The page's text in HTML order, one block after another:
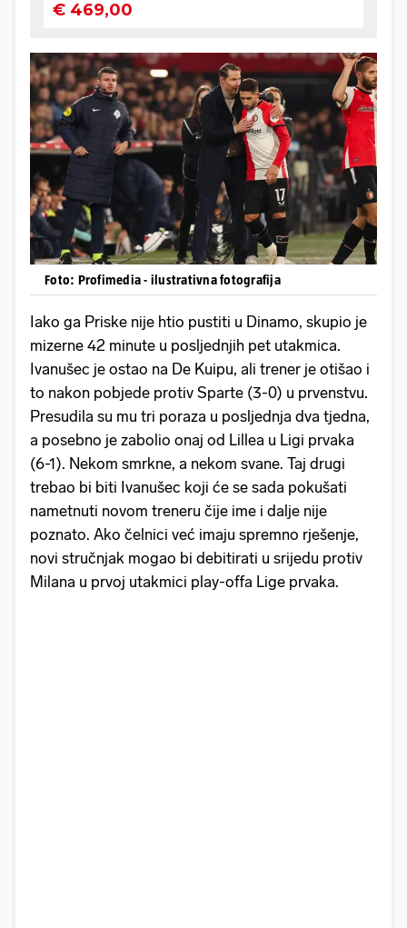
Foto: Profimedia - ilustrativna fotografija
Iako ga Priske nije htio pustiti u Dinamo, skupio je
mizerne 42 minute u posljednjih pet utakmica.
Ivanušec je ostao na De Kuipu, ali trener je otišao i
to nakon pobjede protiv Sparte (3-0) u prvenstvu.
Presudila su mu tri poraza u posljednja dva tjedna,
a posebno je zabolio onaj od Lillea u Ligi prvaka
(6-1). Nekom smrkne, a nekom svane. Taj drugi
trebao bi biti Ivanušec koji će se sada pokušati
nametnuti novom treneru čije ime i dalje nije
poznato. Ako čelnici već imaju spremno rješenje,
novi stručnjak mogao bi debitirati u srijedu protiv
Milana u prvoj utakmici play-offa Lige prvaka.